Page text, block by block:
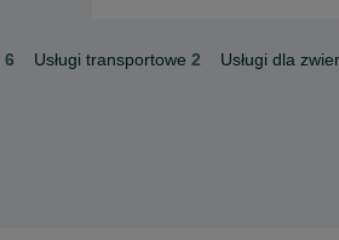
6 Usługi transportowe 2 Usługi dla